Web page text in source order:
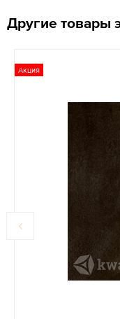
Другие товары
Акция